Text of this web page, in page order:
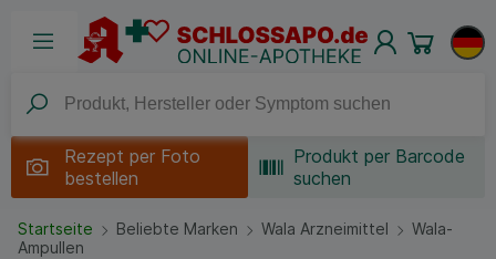
Rezept per Foto
bestellen
Produkt per Barcode
suchen
Startseite Beliebte Marken Wala Arzneimittel
Wala-
Ampullen